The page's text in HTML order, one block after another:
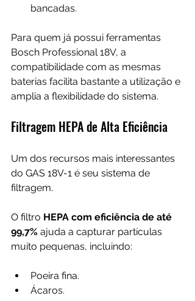
bancadas.
Para quem já possui ferramentas
Bosch Professional 18V, a
compatibilidade com as mesmas
baterias facilita bastante a utilização e
amplia a flexibilidade do sistema.
Filtragem HEPA de Alta Eficiência
Um dos recursos mais interessantes
do GAS 18V-1 é seu sistema de
filtragem.
O filtro HEPA com eficiência de até
99,7% ajuda a capturar partículas
muito pequenas, incluindo:
Poeira fina.
Ácaros.